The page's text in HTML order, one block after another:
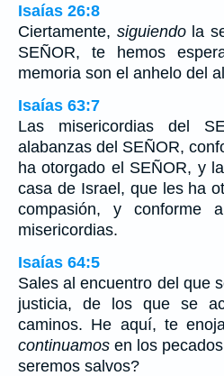
Isaías 26:8
Ciertamente, siguiendola
SEÑOR, te hemos
memoria son el anhelo del
Isaías 63:7
Las misericordias del
alabanzas del SEÑOR,
ha otorgado el SEÑOR, y
casa de Israel, que les ha
compasión, y conforme
misericordias.
Isaías 64:5
Sales al encuentro del que
justicia, de los que se
caminos. He aquí, te
continuamos en los
seremos salvos?